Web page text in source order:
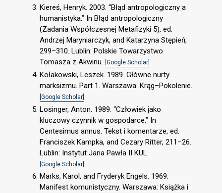
Kiereś, Henryk. 2003. “Błąd antropologiczny a
humanistyka.” In Błąd antropologiczny
(Zadania Współczesnej Metafizyki 5), ed.
Andrzej Maryniarczyk, and Katarzyna Stępień,
299–310. Lublin: Polskie Towarzystwo
Tomasza z Akwinu. [Google Scholar]
Kołakowski, Leszek. 1989. Główne nurty
marksizmu. Part 1. Warszawa: Krąg–Pokolenie.
[Google Scholar]
Losinger, Anton. 1989. “Człowiek jako
kluczowy czynnik w gospodarce.” In
Centesimus annus. Tekst i komentarze, ed.
Franciszek Kampka, and Cezary Ritter, 211–26.
Lublin: Instytut Jana Pawła II KUL.
[Google Scholar]
Marks, Karol, and Fryderyk Engels. 1969.
Manifest komunistyczny. Warszawa: Książka i